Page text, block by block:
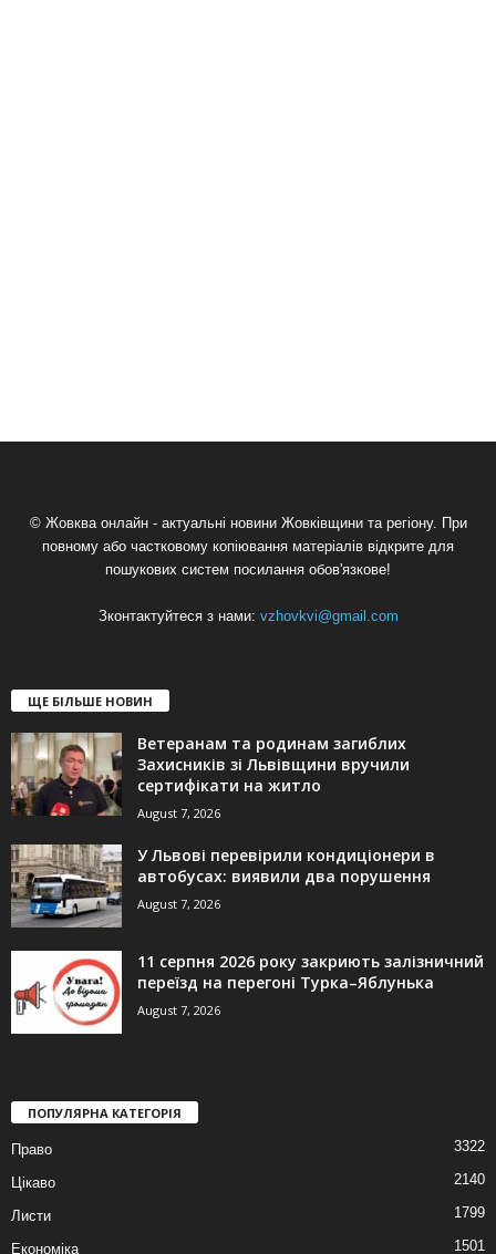
© Жовква онлайн - актуальні новини Жовківщини та регіону. При
повному або частковому копіювання матеріалів відкрите для
пошукових систем посилання обов'язкове!
Зконтактуйтеся з нами: vzhovkvi@gmail.com
ЩЕ БІЛЬШЕ НОВИН
Ветеранам та родинам загиблих
Захисників зі Львівщини вручили
сертифікати на житло
August 7, 2026
У Львові перевірили кондиціонери в
автобусах: виявили два порушення
August 7, 2026
11 серпня 2026 року закриють залізничний
переїзд на перегоні Турка–Яблунька
August 7, 2026
ПОПУЛЯРНА КАТЕГОРІЯ
Право 3322
Цікаво 2140
Листи 1799
Економіка 1501